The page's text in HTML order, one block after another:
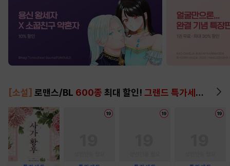
[소설] 로맨스/BL 600종 최대 할인! 그랜드 특가세트